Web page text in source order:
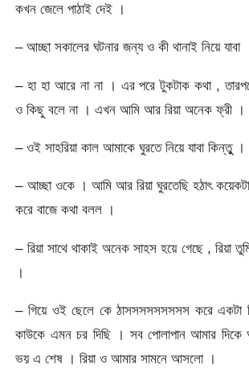
কখন জেলে পাঠাই দেই ।
– আচ্ছা সকালের ঘটনার জন্য ও কী থানাই নিয়ে যাবা
– হা হা আরে না না । এর পরে টুকটাক কথা ,
ও কিছু বলে না । এখন আমি আর রিয়া অনেক ফ্রী ।
– ওই সাহরিয়া কাল আমাকে ঘুরতে নিয়ে যাবা কিন্তুু ।
– আচ্ছা ওকে । আমি আর রিয়া ঘুরতেছি হঠাৎ কয়েকটা
করে বাজে কথা বলল ।
– রিয়া সাথে থাকাই অনেক সাহস হয়ে গেছে , রিয়া
।
– গিয়ে ওই ছেলে কে ঠাসসসসসসসসস করে একটা
কাউকে এমন চর দিছি । সব পোলাপান আমার
ভয় এ শেষ । রিয়া ও আমার সামনে আসলো ।